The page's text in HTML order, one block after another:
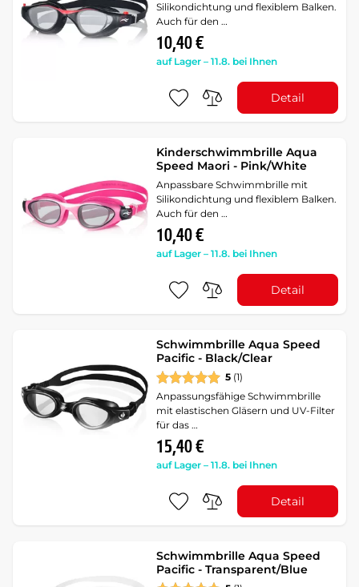
Silikondichtung und flexiblem Balken.
Auch für den …
10,40 €
auf Lager – 11.8. bei Ihnen
Detail
Kinderschwimmbrille Aqua
Speed Maori - Pink/White
Anpassbare Schwimmbrille mit
Silikondichtung und flexiblem Balken.
Auch für den …
10,40 €
auf Lager – 11.8. bei Ihnen
Detail
Schwimmbrille Aqua Speed
Pacific - Black/Clear
5 (1)
Anpassungsfähige Schwimmbrille
mit elastischen Gläsern und UV-Filter
für das …
15,40 €
auf Lager – 11.8. bei Ihnen
Detail
Schwimmbrille Aqua Speed
Pacific - Transparent/Blue